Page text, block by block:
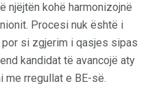
njëjtën kohë harmonizojnë
Procesi nuk është i
por si zgjerim i qasjes sipas
kandidat të avancojë aty
me rregullat e BE-së.